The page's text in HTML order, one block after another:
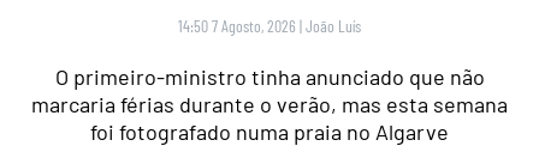
14:50 7 Agosto, 2026 |João Luís
O primeiro-ministro tinha anunciado que não
marcaria férias durante o verão, mas esta semana
foi fotografado numa praia no Algarve